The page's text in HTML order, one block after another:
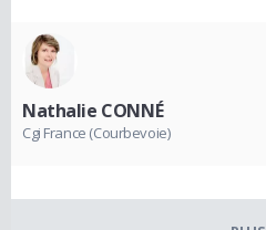
Nathalie CONNÉ
Cgi France (Courbevoie)